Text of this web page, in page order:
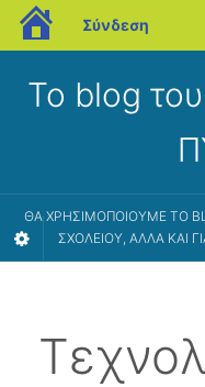
blogs.sch.gr
Σύνδεση
Το blog
ΘΑ ΧΡΗΣΙΜΟΠΟΙΟΎΜΕ ΤΟ
ΣΧΟΛΕΊΟΥ, ΑΛΛΆ ΚΑΙ